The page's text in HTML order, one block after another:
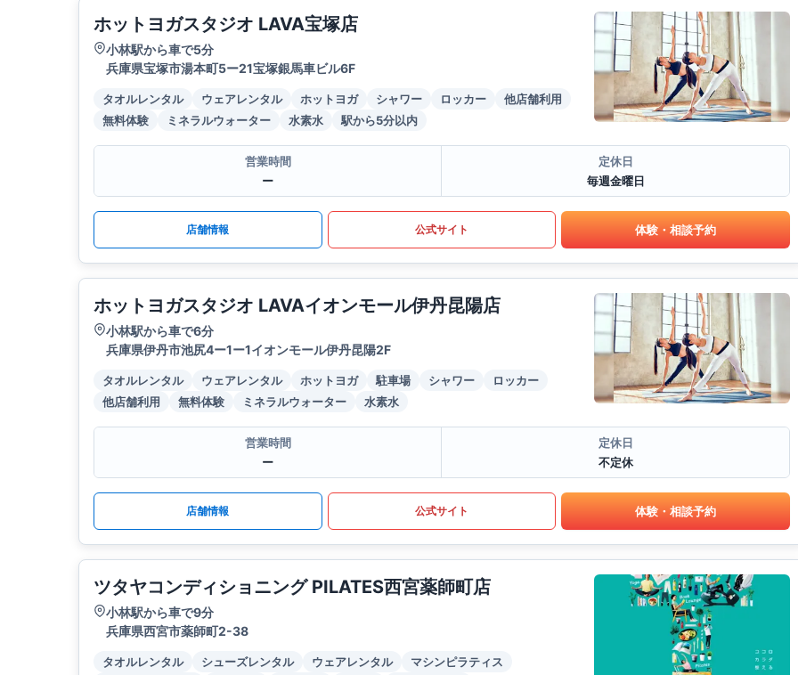
ホットヨガスタジオ LAVA宝塚店
小林駅から車で5分
兵庫県宝塚市湯本町5ー21宝塚銀馬車ビル6F
タオルレンタル ウェアレンタル ホットヨガ シャワー ロッカー
他店舗利用
無料体験
ミネラルウォーター 水素水 駅から5分以内
営業時間
ー
定休日
毎週金曜日
店舗情報 公式サイト 体験・相談予約
ホットヨガスタジオ LAVAイオンモール伊丹昆陽店
小林駅から車で6分
兵庫県伊丹市池尻4ー1ー1イオンモール伊丹昆陽2F
タオルレンタル ウェアレンタル ホットヨガ 駐車場 シャワー
ロッカー
他店舗利用
無料体験 ミネラルウォーター 水素水
営業時間
ー
定休日
不定休
店舗情報 公式サイト 体験・相談予約
ツタヤコンディショニング PILATES西宮薬師町店
小林駅から車で9分
兵庫県西宮市薬師町2-38
タオルレンタル シューズレンタル ウェアレンタル
マシンピラティス